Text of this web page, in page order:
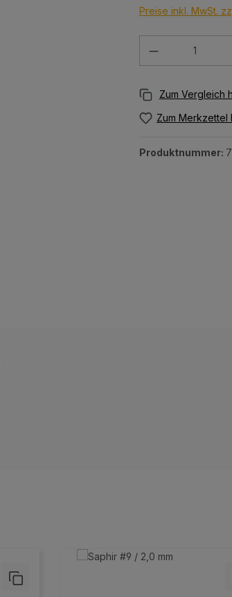
Preise inkl. MwSt.
Produkt
Zum Merkzettel
Produktnummer: